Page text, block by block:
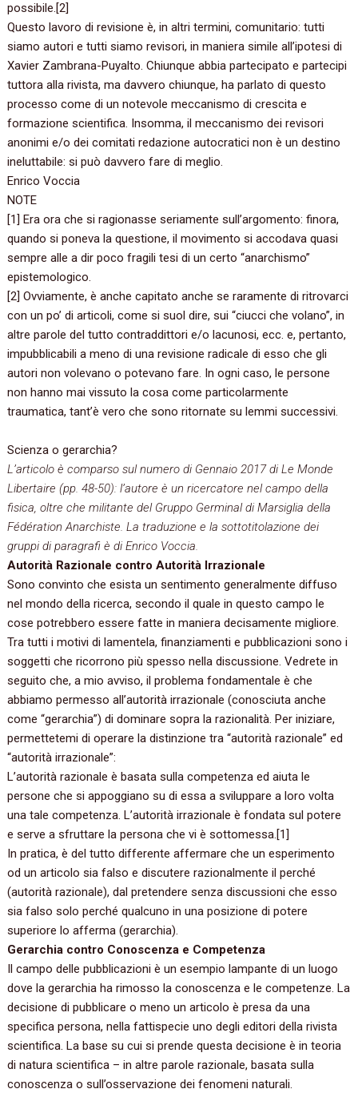
possibile.‭[‬2‭]
Questo lavoro di revisione è,‭ ‬in altri termini,‭ ‬comunitario:‭ ‬tutti
siamo autori e tutti siamo revisori,‭ ‬in maniera simile all’ipotesi di
Xavier Zambrana-Puyalto.‭ ‬Chiunque abbia partecipato e partecipi
tuttora alla rivista,‭ ‬ma davvero chiunque,‭ ‬ha parlato di questo
processo come di un notevole meccanismo di crescita e
formazione scientifica.‭ ‬Insomma,‭ ‬il meccanismo dei revisori
anonimi e/o dei comitati redazione autocratici non è un destino
ineluttabile:‭ ‬si può davvero fare di meglio.
Enrico Voccia
NOTE
‭[‬1‭] ‬Era ora che si ragionasse seriamente sull’argomento:‭ ‬finora,‭
‬quando si poneva la questione,‭ ‬il movimento si accodava quasi
sempre alle a dir poco fragili tesi di un certo‭ “‬anarchismo‭”
‬epistemologico.
‭[‬2‭] ‬Ovviamente,‭ ‬è anche capitato anche se raramente di ritrovarci
con un po‭’ ‬di articoli,‭ ‬come si suol dire,‭ ‬sui‭ “‬ciucci che volano‭”‬,‭ ‬in
altre parole del tutto contraddittori e/o lacunosi,‭ ‬ecc.‭ ‬e,‭ ‬pertanto,‭
‬impubblicabili a meno di una revisione radicale di esso che gli
autori non volevano o potevano fare.‭ ‬In ogni caso,‭ ‬le persone
non hanno mai vissuto la cosa come particolarmente
traumatica,‭ ‬tant’è vero che sono ritornate su lemmi successivi.
Scienza o gerarchia?
L’articolo è comparso sul numero di Gennaio‭ ‬2017‭ ‬di‭ ‬Le Monde
Libertaire‭ (‬pp.‭ ‬48-50‭)‬:‭ ‬l’autore è un ricercatore nel campo della
fisica,‭ ‬oltre che militante del‭ ‬Gruppo Germinal di Marsiglia della‭
‬Fédération Anarchiste.‭ ‬La traduzione e la sottotitolazione dei
gruppi di paragrafi è di Enrico Voccia.
Autorità Razionale contro Autorità Irrazionale
Sono convinto che esista un sentimento‭ ‬generalmente diffuso
nel mondo della ricerca,‭ ‬secondo il quale in questo campo le
cose potrebbero essere fatte in maniera decisamente migliore.‭
‬Tra tutti i motivi di lamentela,‭ ‬finanziamenti e pubblicazioni sono i
soggetti che ricorrono più spesso nella discussione.‭ ‬Vedrete in
seguito che,‭ ‬a mio avviso,‭ ‬il problema fondamentale è che
abbiamo permesso all’autorità irrazionale‭ (‬conosciuta anche
come‭ “‬gerarchia‭”) ‬di dominare sopra la razionalità.‭ ‬Per iniziare,‭
‬permettetemi di operare la distinzione tra‭ “‬autorità razionale‭” ‬ed‭
“‬autorità irrazionale‭”‬:
L’autorità razionale è basata sulla competenza ed aiuta le
persone che si appoggiano su di essa a sviluppare a loro volta
una tale competenza.‭ ‬L’autorità irrazionale è fondata sul potere
e serve a sfruttare la persona che vi è sottomessa.‭[‬1‭]
In pratica,‭ ‬è del tutto differente affermare che un esperimento
od un articolo sia falso e discutere razionalmente il perché‭
(‬autorità razionale‭)‬,‭ ‬dal pretendere senza discussioni che esso
sia falso solo perché qualcuno in una posizione di potere
superiore lo afferma‭ (‬gerarchia‭)‬.
Gerarchia contro Conoscenza e Competenza
Il campo delle pubblicazioni è un esempio lampante di un luogo
dove la gerarchia ha rimosso la conoscenza e le competenze.‭ ‬La
decisione di pubblicare o meno un articolo è presa da una
specifica persona,‭ ‬nella fattispecie uno degli editori della rivista
scientifica.‭ ‬La base su cui si prende questa decisione è in teoria
di natura scientifica‭ – ‬in altre parole razionale,‭ ‬basata sulla
conoscenza o sull’osservazione dei fenomeni naturali.‭